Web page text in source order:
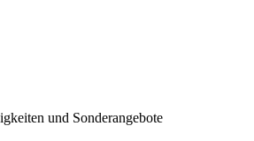
und Sonderangebote